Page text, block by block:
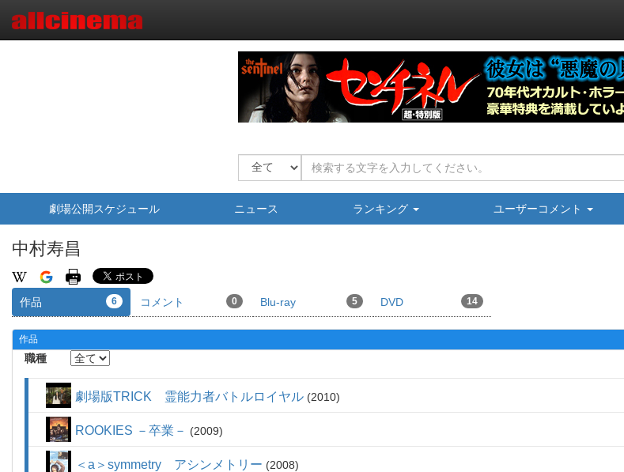
劇場公開スケジュール ニュース ランキング ユーザーコメント
中村寿昌
作品 6 コメント 0 Blu-ray 5 DVD 14
作品
職種
劇場版TRICK 霊能力者バトルロイヤル 2010
ROOKIES －卒業－ 2009
＜a＞symmetry アシンメトリー 2008